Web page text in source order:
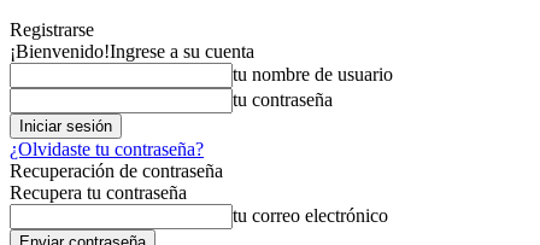
Registrarse
¡Bienvenido!Ingrese a su cuenta
tu nombre de usuario
tu contraseña
¿Olvidaste tu contraseña?
Recuperación de contraseña
Recupera tu contraseña
tu correo electrónico